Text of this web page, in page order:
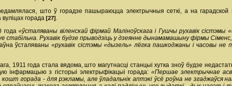
што ў горадзе пашыраюцца электрычныя сеткі, а на
горада [27].
года«ўсталяваны віленскай фірмай Маліноўскага і Гушчы рухавік
стабільна. Рухавік будзе прыводзіць у дзеянне дынама­машыну фірмы
ўсталяваны «рухавік сістэмы «дызель» лёгка пашкоджаны і часовы не
1911 года стала вядома, што магутнасці станцыі хутка зноў будзе
інфармацыю з гісторыі электрыфікацыі горада: «Першае электрычнае
кошт горада - для рэкламы, але ўладальнік аптэкі ўсё роўна не